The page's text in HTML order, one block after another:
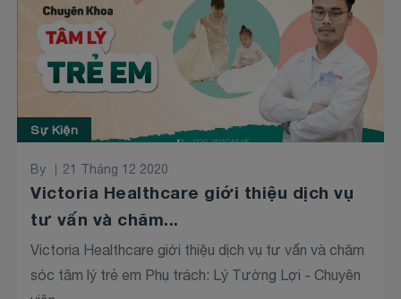
Sự Kiện
By 21 Tháng 12 2020
Victoria Healthcare giới thiệu dịch vụ
tư vấn và chăm...
Victoria Healthcare giới thiệu dịch vụ tư vấn và chăm
sóc tâm lý trẻ em Phụ trách: Lý Tường Lợi - Chuyên